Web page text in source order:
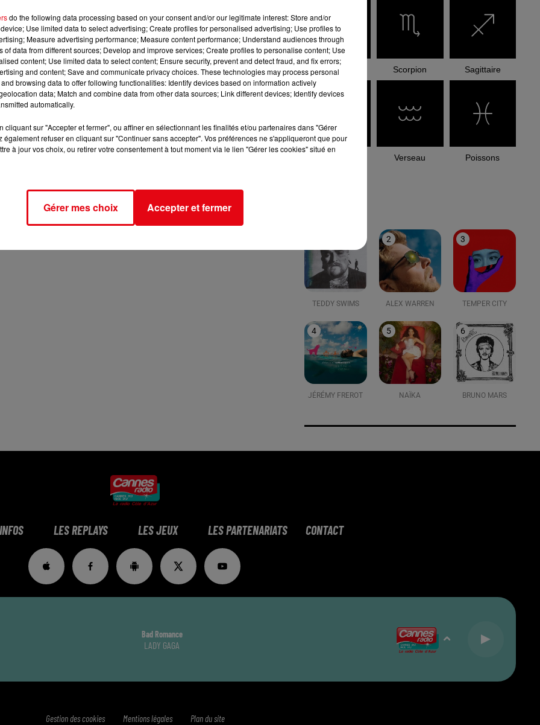
Balance Scorpion Sagittaire
Verseau Poissons
TEDDY SWIMS
2
ALEX WARREN
3
TEMPER CITY
4
JÉRÉMY FREROT
5
NAÏKA
6
BRUNO MARS
LES REPLAYS LES JEUX LES PARTENARIATS CONTACT
Bad Romance
LADY GAGA
Gestion des cookies Mentions légales Plan du site
do the following data processing based on your consent and/or our legitimate interest: Store and/or
Use limited data to select advertising; Create profiles for personalised advertising; Use profiles to
Measure advertising performance; Measure content performance; Understand audiences through
of data from different sources; Develop and improve services; Create profiles to personalise content; Use
content; Use limited data to select content; Ensure security, prevent and detect fraud, and fix errors;
and content; Save and communicate privacy choices. These technologies may process personal
browsing data to offer following functionalities: Identify devices based on information actively
data; Match and combine data from other data sources; Link different devices; Identify devices
automatically.
cliquant sur "Accepter et fermer", ou affiner en sélectionnant les finalités et/ou partenaires dans "Gérer
également refuser en cliquant sur "Continuer sans accepter". Vos préférences ne s'appliqueront que pour
à jour vos choix, ou retirer votre consentement à tout moment via le lien "Gérer les cookies" situé en
Gérer mes choix Accepter et fermer